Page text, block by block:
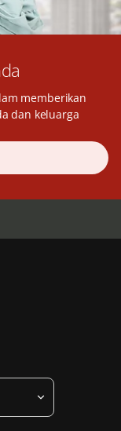
memberikan
dan keluarga